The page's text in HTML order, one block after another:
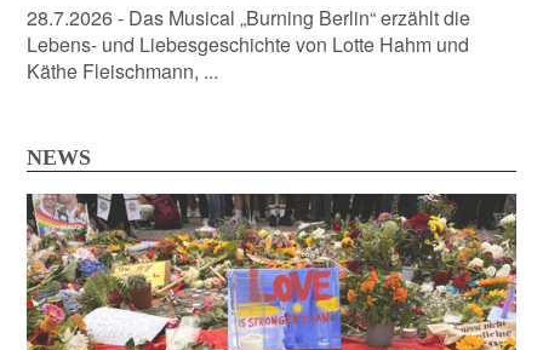
28.7.2026- Das Musical „Burning Berlin“ erzählt die
Lebens- und Liebesgeschichte von Lotte Hahm und
Käthe Fleischmann, ...
NEWS